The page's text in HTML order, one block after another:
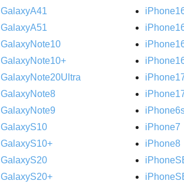
GalaxyA41
GalaxyA51
GalaxyNote10
GalaxyNote10+
GalaxyNote20Ultra
GalaxyNote8
GalaxyNote9
GalaxyS10
GalaxyS10+
GalaxyS20
GalaxyS20+
iPhone7
iPhone8